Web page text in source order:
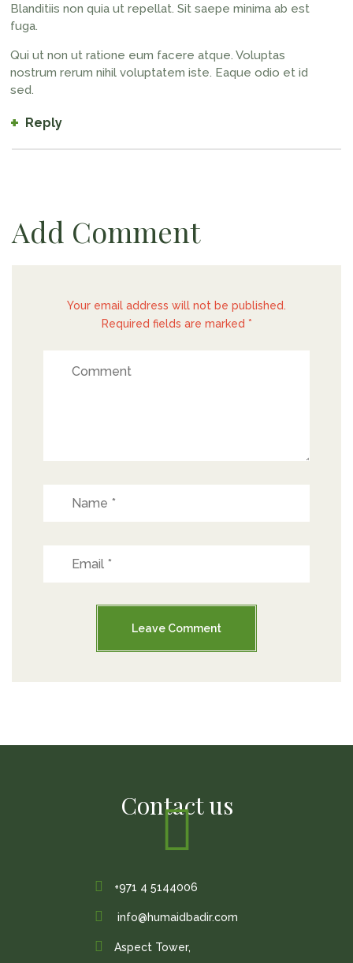
Blanditiis non quia ut repellat. Sit saepe minima ab est
fuga.
Qui ut non ut ratione eum facere atque. Voluptas
nostrum rerum nihil voluptatem iste. Eaque odio et id
sed.
Reply
Add Comment
Your email address will not be published.
Required fields are marked *
Contact us
+971 4 5144006
info@humaidbadir.com
Aspect Tower,